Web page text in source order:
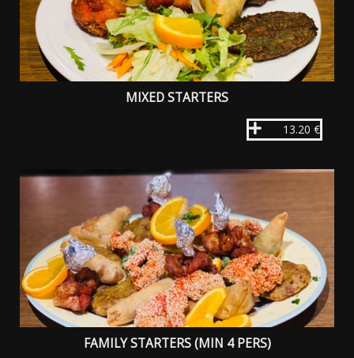
MIXED STARTERS
13.20 €
FAMILY STARTERS (MIN 4 PERS)